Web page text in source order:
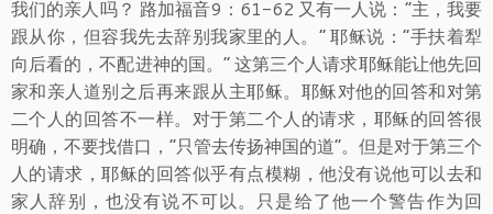
我们的亲人吗？ 路加福音9：61-62 又有一人说：“主，我要
跟从你，但容我先去辞别我家里的人。” 耶稣说：“手扶着犁
向后看的，不配进神的国。” 这第三个人请求耶稣能让他先回
家和亲人道别之后再来跟从主耶稣。耶稣对他的回答和对第
二个人的回答不一样。对于第二个人的请求，耶稣的回答很
明确，不要找借口，“只管去传扬神国的道”。但是对于第三个
人的请求，耶稣的回答似乎有点模糊，他没有说他可以去和
家人辞别，也没有说不可以。只是给了他一个警告作为回